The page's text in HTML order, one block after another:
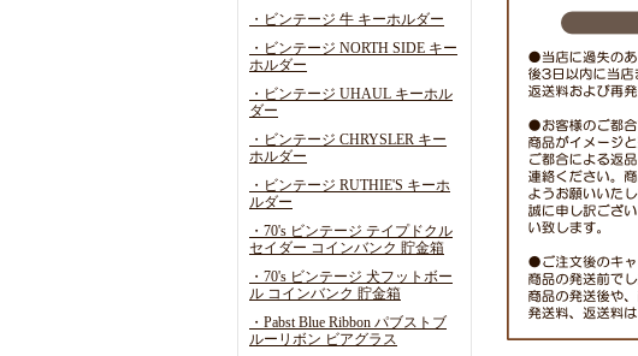
・ビンテージ 牛 キーホルダー
・ビンテージ NORTH SIDE キー
ホルダー
・ビンテージ UHAUL キーホル
ダー
・ビンテージ CHRYSLER キー
ホルダー
・ビンテージ RUTHIE'S キーホ
ルダー
・70's ビンテージ テイプドクル
セイダー コインバンク 貯金箱
・70's ビンテージ 犬フットボー
ル コインバンク 貯金箱
・Pabst Blue Ribbon パブストブ
ルーリボン ビアグラス